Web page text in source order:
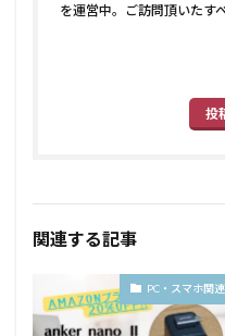
を運営中。ご訪問頂いたす
投
関連する記事
PC・スマホ関連